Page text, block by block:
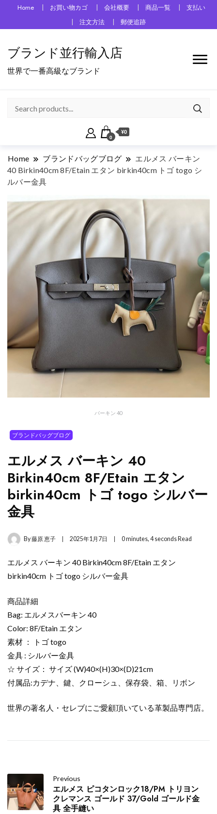
Home お買い物カゴ 会社概要 商品一覧
支払い
注文方法
郵便追跡
ブランド並行輸入店
世界で一番高級なブランド
0
¥0
Home ブランドバッグブログ
エルメス バーキン
40 Birkin40cm 8F/Etain エタン birkin40cm トゴ togo シ
ルバー金具
バーキン 40
ブランドバッグブログ
エルメス バーキン 40
Birkin40cm 8F/Etain エタン
birkin40cm トゴ togo シルバー
金具
By藤原 恵子 2025年1月7日 0 minutes, 4 seconds Read
エルメス バーキン 40 Birkin40cm 8F/Etain エタン
birkin40cm トゴ togo シルバー金具
商品詳細
Bag: エルメスバーキン 40
Color: 8F/Etain エタン
素材 ： トゴ togo
金具 : シルバー金具
☆ サイズ： サイズ (W)40×(H)30×(D)21cm
付属品:カデナ、鍵、クローシュ、保存袋、箱、リボン
世界の著名人・セレブにご愛顧頂いている革製品専門店。
Previous
エルメス ピコタンロック18/PM トリヨン
クレマンス ゴールド 37/Gold ゴールド金
具 全手縫い